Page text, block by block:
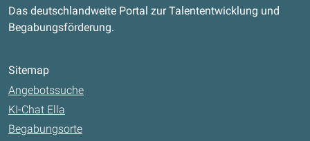
Das deutschlandweite Portal zur Talententwicklung und
Begabungsförderung.
Sitemap
Angebotssuche
KI-Chat Ella
Begabungsorte